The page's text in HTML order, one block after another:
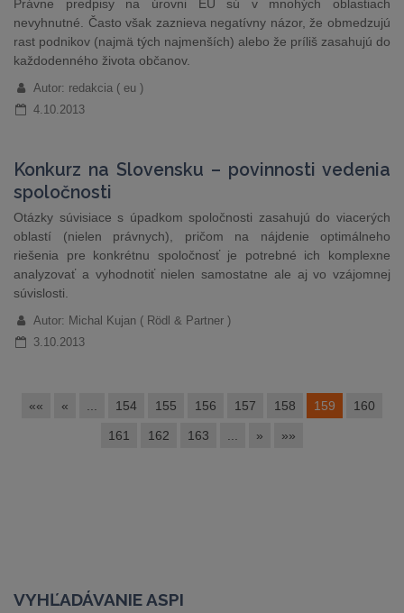
Právne predpisy na úrovni EÚ sú v mnohých oblastiach
nevyhnutné. Často však zaznieva negatívny názor, že obmedzujú
rast podnikov (najmä tých najmenších) alebo že príliš zasahujú do
každodenného života občanov.
Autor: redakcia ( eu )
4.10.2013
Konkurz na Slovensku – povinnosti vedenia
spoločnosti
Otázky súvisiace s úpadkom spoločnosti zasahujú do viacerých
oblastí (nielen právnych), pričom na nájdenie optimálneho
riešenia pre konkrétnu spoločnosť je potrebné ich komplexne
analyzovať a vyhodnotiť nielen samostatne ale aj vo vzájomnej
súvislosti.
Autor: Michal Kujan ( Rödl & Partner )
3.10.2013
«« « 154 155 156 157 158 159 160
161 162 163 » »»
VYHĽADÁVANIE ASPI